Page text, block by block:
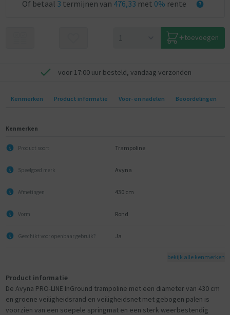
Of betaal 3 termijnen van 476,33 met 0% rente
toevoegen
voor 17:00 uur besteld, vandaag verzonden
Kenmerken Product informatie Voor- en nadelen Beoordelingen
Kenmerken
Product soort Trampoline
Speelgoed merk Avyna
Afmetingen 430 cm
Vorm Rond
Geschikt voor openbaar gebruik? Ja
bekijk alle kenmerken
Product informatie
De Avyna PRO-LINE InGround trampoline met een diameter van 430 cm
en groene veiligheidsrand en veiligheidsnet met gebogen palen is
voorzien van een soepele springmat en een sterk weerbestendig